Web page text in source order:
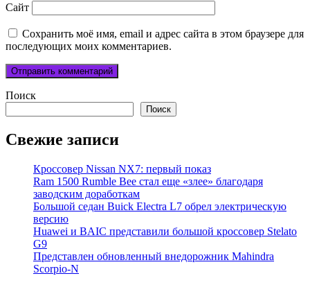
Сайт
Сохранить моё имя, email и адрес сайта в этом браузере для
последующих моих комментариев.
Поиск
Поиск
Свежие записи
Кроссовер Nissan NX7: первый показ
Ram 1500 Rumble Bee стал еще «злее» благодаря
заводским доработкам
Большой седан Buick Electra L7 обрел электрическую
версию
Huawei и BAIC представили большой кроссовер Stelato
G9
Представлен обновленный внедорожник Mahindra
Scorpio-N